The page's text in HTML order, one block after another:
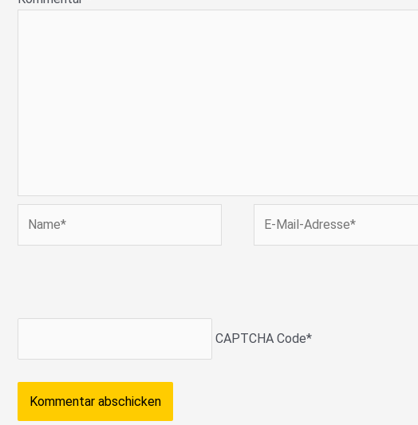
Mail-
CAPTCHA Code*